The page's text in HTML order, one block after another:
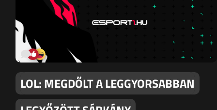
LOL: MEGDŐLT A LEGGYORSABBAN